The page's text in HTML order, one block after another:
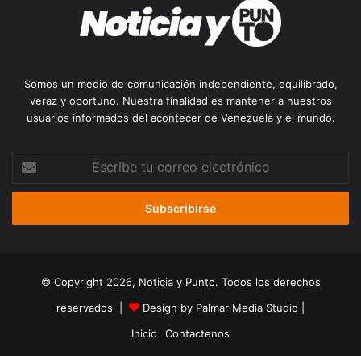
Somos un medio de comunicación independiente, equilibrado,
veraz y oportuno. Nuestra finalidad es mantener a nuestros
usuarios informados del acontecer de Venezuela y el mundo.
correo
© Copyright 2026, Noticia y Punto. Todos los derechos
reservados |
Design by Palmar Media Studio
Inicio
Contactenos